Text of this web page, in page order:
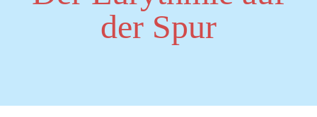
der Spur